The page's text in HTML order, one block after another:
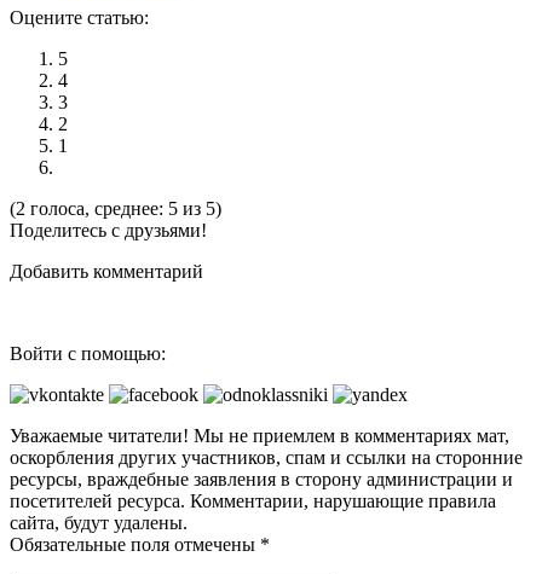
Оцените статью:
5
4
3
2
1
(2 голоса, среднее: 5 из 5)
Поделитесь с друзьями!
Добавить комментарий
Войти с помощью:
Уважаемые читатели! Мы не приемлем в комментариях мат,
оскорбления других участников, спам и ссылки на сторонние
ресурсы, враждебные заявления в сторону администрации и
посетителей ресурса. Комментарии, нарушающие правила
сайта, будут удалены.
Обязательные поля отмечены *